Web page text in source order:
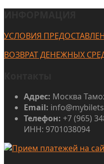
УСЛОВИЯ
ВОЗВРАТ ДЕНЕЖНЫХ
Адрес: Москва
Email:
Телефон: +7 (965)
ИНН: 9701038094